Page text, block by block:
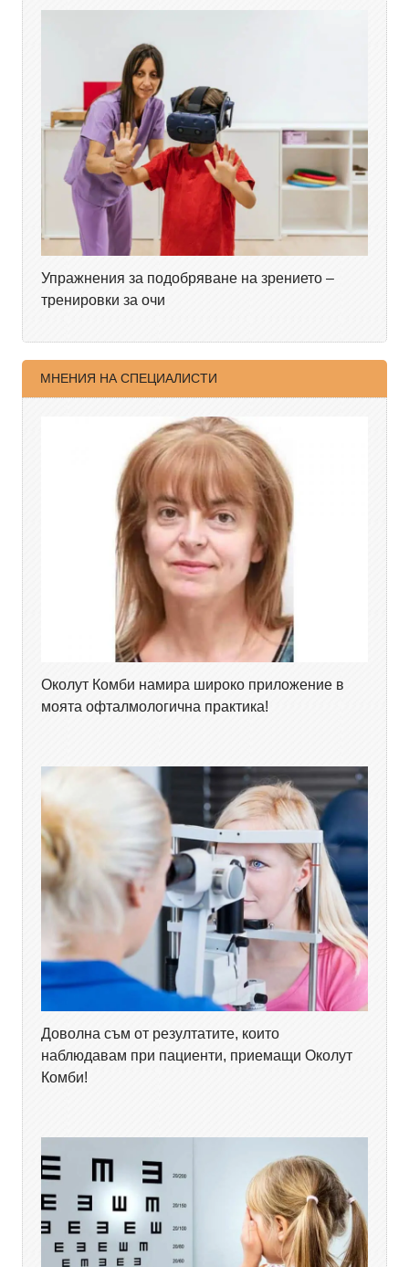
Упражнения за подобряване на зрението –
тренировки за очи
МНЕНИЯ НА СПЕЦИАЛИСТИ
Околут Комби намира широко приложение в
моята офталмологична практика!
Доволна съм от резултатите, които
наблюдавам при пациенти, приемащи Околут
Комби!